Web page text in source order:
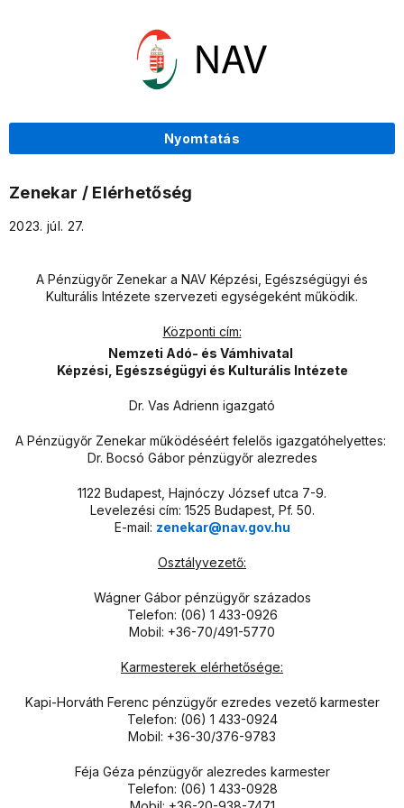
Nyomtatás
Zenekar / Elérhetőség
2023. júl. 27.
A Pénzügyőr Zenekar a NAV Képzési, Egészségügyi és
Kulturális Intézete szervezeti egységeként működik.
Központi cím:
Nemzeti Adó- és Vámhivatal
Képzési, Egészségügyi és Kulturális Intézete
Dr. Vas Adrienn igazgató
A Pénzügyőr Zenekar működéséért felelős igazgatóhelyettes:
Dr. Bocsó Gábor pénzügyőr alezredes
1122 Budapest, Hajnóczy József utca 7-9.
Levelezési cím: 1525 Budapest, Pf. 50.
E-mail: zenekar@nav.gov.hu
Osztályvezető:
Wágner Gábor pénzügyőr százados
Telefon: (06) 1 433-0926
Mobil: +36-70/491-5770
Karmesterek elérhetősége:
Kapi-Horváth Ferenc pénzügyőr ezredes vezető karmester
Telefon: (06) 1 433-0924
Mobil: +36-30/376-9783
Féja Géza pénzügyőr alezredes karmester
Telefon: (06) 1 433-0928